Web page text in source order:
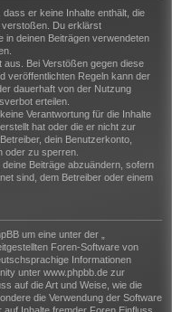
er keine Inhalte enthält, die
verstoßen. Du erklärst
deinen Beiträgen verwendeten
Bei Verstößen gegen diese
veröffentlichten Regeln kann der
dauerhaft von der Nutzung
erteilen.
Verantwortung für die Inhalte
hat oder die er nicht zur
dein Benutzerkonto,
oder zu sperren.
Beiträge abzuändern, sofern
sind, dem Betreiber oder einem
um eine unter der „
Foren-Software von
Informationen
unter www.phpbb.de zur
auf die Art und Weise, wie die
die Verwendung der Software